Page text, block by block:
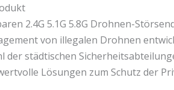
2.4G 5.1G 5.8G Drohnen-
von illegalen Drohnen
der städtischen
Lösungen zum Schutz der